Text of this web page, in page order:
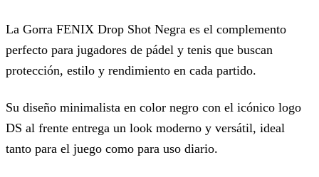
La Gorra FENIX Drop Shot Negra es el complemento
perfecto para jugadores de pádel y tenis que buscan
protección, estilo y rendimiento en cada partido.
Su diseño minimalista en color negro con el icónico logo
DS al frente entrega un look moderno y versátil, ideal
tanto para el juego como para uso diario.